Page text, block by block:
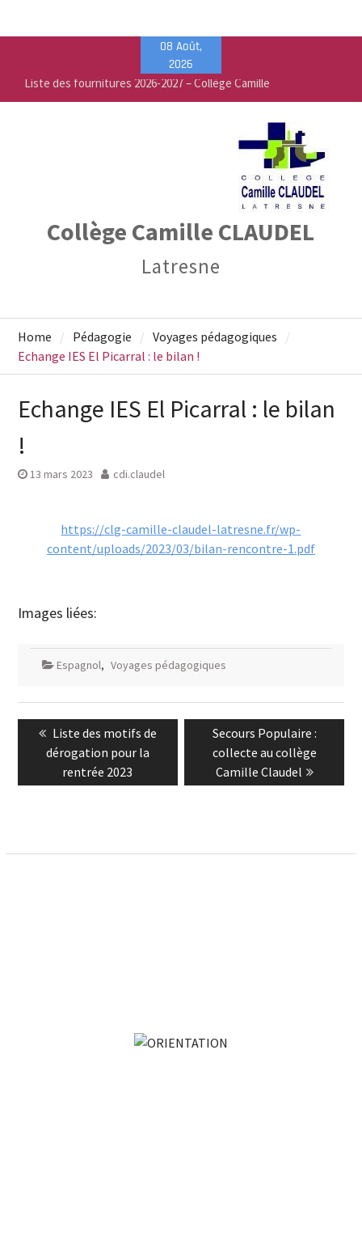
content
08 Août,
2026
Liste des fournitures 2026-2027 – Collège Camille
Claudel
Vente de fournitures scolaires – PEEP & Bureau
Vallée
Collège Camille CLAUDEL
Latresne
Home Pédagogie
Voyages pédagogiques
Echange IES El Picarral : le bilan !
Echange IES El Picarral : le bilan
!
13 mars 2023 cdi.claudel
https://clg-camille-claudel-latresne.fr/wp-
content/uploads/2023/03/bilan-rencontre-1.pdf
Images liées:
Espagnol, Voyages pédagogiques
Navigation
l’article
Previous
post:
Liste des motifs de
dérogation pour la
rentrée 2023
Next
post:
Secours Populaire :
collecte au collège
Camille Claudel